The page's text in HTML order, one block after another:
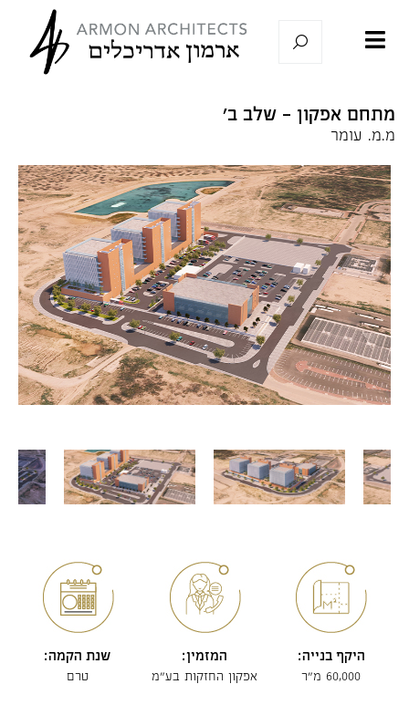
היקף בנייה:
60,000 מ"ר
המזמין:
אפקון החזקות בע"מ
שנת הקמה:
טרם
מתחם אפקון - שלב ב'
מ.מ. עומר